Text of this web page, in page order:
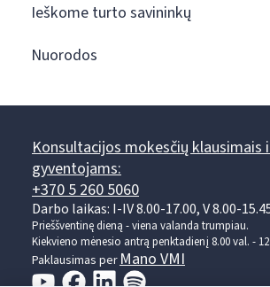
Ieškome turto savininkų
Nuorodos
Konsultacijos mokesčių klausimais
gyventojams:
+370 5 260 5060
Darbo laikas: I-IV 8.00-17.00, V 8.00-
Prieššventinę dieną - viena valanda trumpiau.
Kiekvieno mėnesio antrą penktadienį 8.00 val. -
Paklausimas per Mano VMI